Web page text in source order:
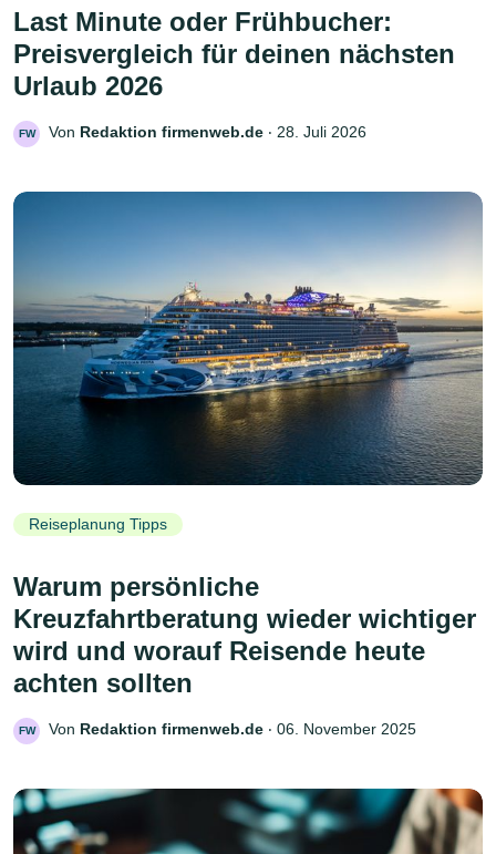
Last Minute oder Frühbucher:
Preisvergleich für deinen nächsten
Urlaub 2026
FW Von Redaktion firmenweb.de ‧ 28. Juli 2026
Reiseplanung Tipps
Warum persönliche
Kreuzfahrtberatung wieder wichtiger
wird und worauf Reisende heute
achten sollten
FW Von Redaktion firmenweb.de ‧ 06. November 2025